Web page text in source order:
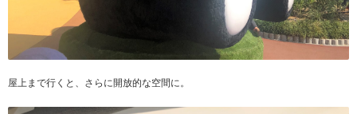
屋上まで行くと、さらに開放的な空間に。